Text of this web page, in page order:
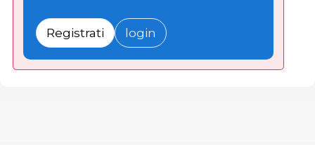
Registrati login